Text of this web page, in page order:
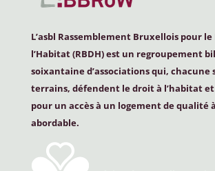
L’asbl Rassemblement Bruxellois pour
l’Habitat (RBDH) est un regroupement
soixantaine d’associations qui, chacune
terrains, défendent le droit à l’habitat
pour un accès à un logement de qualité
abordable.